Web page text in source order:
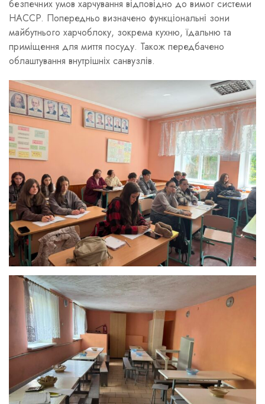
безпечних умов харчування відповідно до вимог системи
HACCP. Попередньо визначено функціональні зони
майбутнього харчоблоку, зокрема кухню, їдальню та
приміщення для миття посуду. Також передбачено
облаштування внутрішніх санвузлів.